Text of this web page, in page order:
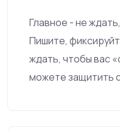
Главное - не
Пишите,
ждать, чтобы вас
можете защитить